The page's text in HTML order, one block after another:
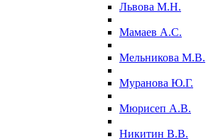
Львова М.Н.
Мамаев А.С.
Мельникова М.В.
Муранова Ю.Г.
Мюрисеп А.В.
Никитин В.В.